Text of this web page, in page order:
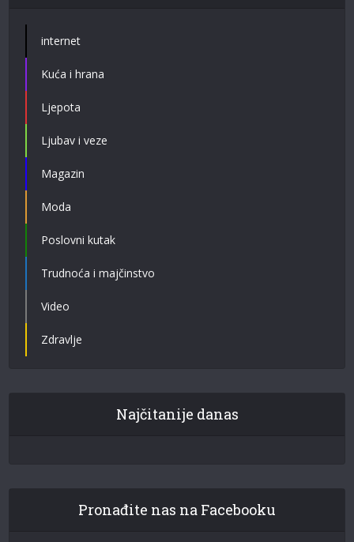
internet
Kuća i hrana
Ljepota
Ljubav i veze
Magazin
Moda
Poslovni kutak
Trudnoća i majčinstvo
Video
Zdravlje
Najčitanije danas
Pronađite nas na Facebooku